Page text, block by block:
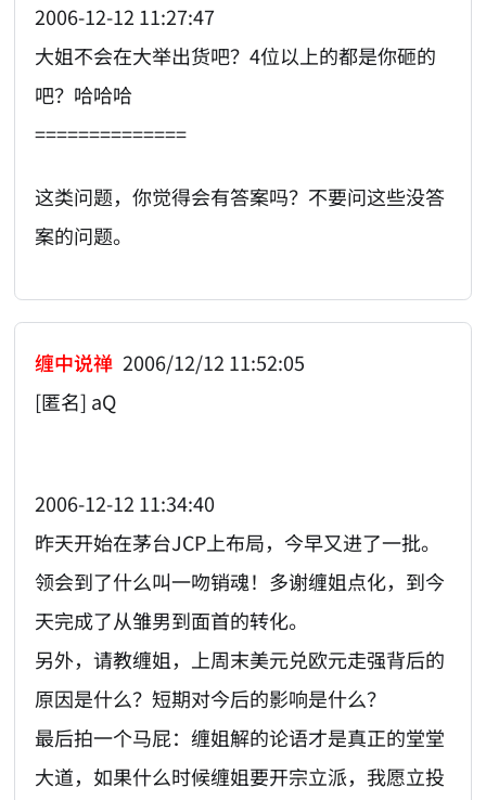
2006-12-12 11:27:47
大姐不会在大举出货吧？4位以上的都是你砸的
吧？哈哈哈
==============
这类问题，你觉得会有答案吗？不要问这些没答
案的问题。
缠中说禅 2006/12/12 11:52:05
[匿名] aQ
2006-12-12 11:34:40
昨天开始在茅台JCP上布局，今早又进了一批。
领会到了什么叫一吻销魂！多谢缠姐点化，到今
天完成了从雏男到面首的转化。
另外，请教缠姐，上周末美元兑欧元走强背后的
原因是什么？短期对今后的影响是什么？
最后拍一个马屁：缠姐解的论语才是真正的堂堂
大道，如果什么时候缠姐要开宗立派，我愿立投